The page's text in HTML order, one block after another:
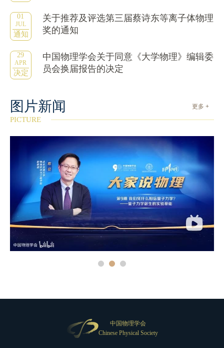
01
JUL
通知
关于推荐及评选第三届蔡诗东等离子体物理
奖的通知
29
APR
决定
中国物理学会关于同意《大学物理》编辑委
员会换届报告的决定
更多 +
图片新闻
PICTURE
中国物理学会
Chinese Physical Society